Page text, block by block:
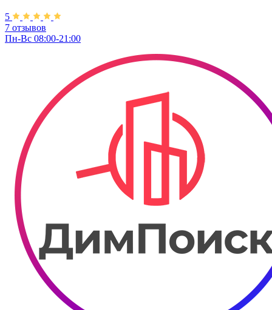
5
7 отзывов
Пн-Вс 08:00-21:00